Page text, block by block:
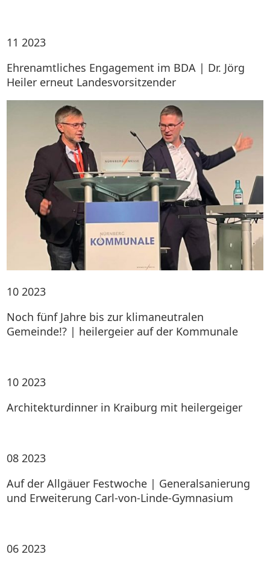
11 2023
Ehrenamtliches Engagement im BDA | Dr. Jörg
Heiler erneut Landesvorsitzender
10 2023
Noch fünf Jahre bis zur klimaneutralen
Gemeinde!? | heilergeier auf der Kommunale
10 2023
Architekturdinner in Kraiburg mit heilergeiger
08 2023
Auf der Allgäuer Festwoche | Generalsanierung
und Erweiterung Carl-von-Linde-Gymnasium
06 2023